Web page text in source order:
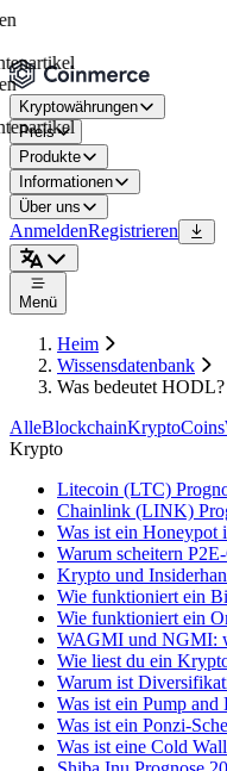
Kryptowährungen
Preis
Produkte
Informationen
Über uns
AnmeldenRegistrieren
Menü
Heim
Wissensdatenbank
Was bedeutet
AlleBlockchainKryptoCoins
Krypto
Litecoin (LTC)
Chainlink (LINK)
Was ist ein Honeypot
Warum scheitern
Krypto und
Wie funktioniert ein
Wie funktioniert ein
WAGMI und NGMI:
Wie liest du ein
Warum ist
Was ist ein Pump
Was ist ein Ponzi-
Was ist eine Cold